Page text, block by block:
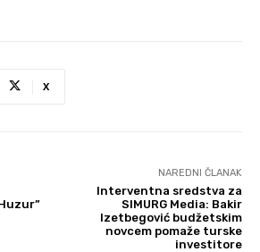
X
NAREDNI ČLANAK
Interventna sredstva za
SIMURG Media: Bakir
Izetbegović budžetskim
novcem pomaže turske
investitore